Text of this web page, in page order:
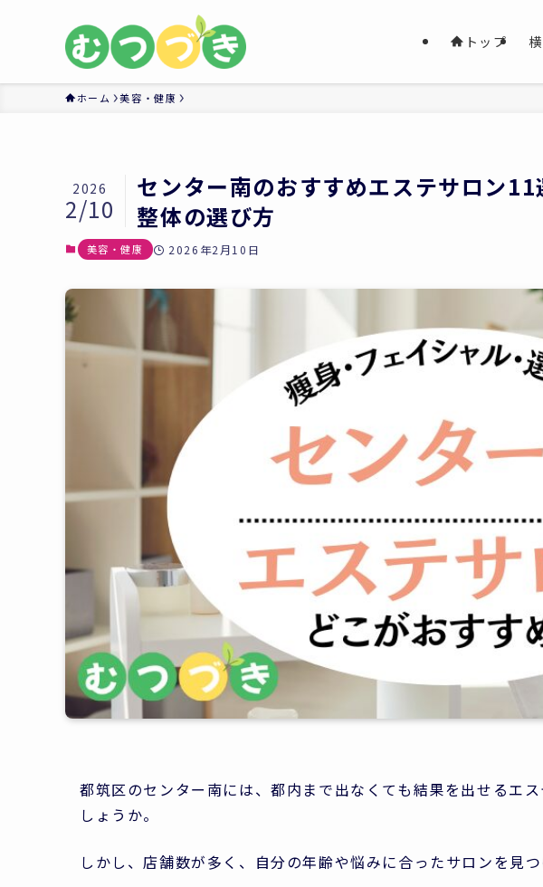
トップ
ホーム 美容・健康
センター南のおすすめエステサロン11
整体の選び方
2026
2/10
美容・健康 2026年2月10日
都筑区のセンター南には、都内まで出なくても結果を出せるエ
しょうか。
しかし、店舗数が多く、自分の年齢や悩みに合ったサロンを見